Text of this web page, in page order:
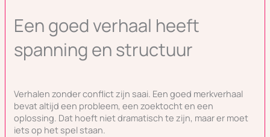
Een goed verhaal heeft
spanning en structuur
Verhalen zonder conflict zijn saai. Een goed merkverhaal
bevat altijd een probleem, een zoektocht en een
oplossing. Dat hoeft niet dramatisch te zijn, maar er moet
iets op het spel staan.